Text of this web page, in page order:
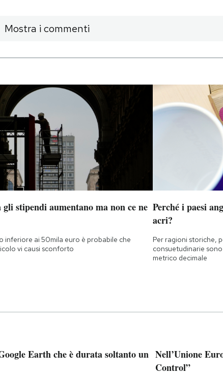
Mostra i commenti
stipendi aumentano ma non ce ne
inferiore ai 50mila euro è probabile che
vi causi sconforto
Perché i paesi
acri?
Per ragioni storiche,
consuetudinarie
metrico decimale
Earth che è durata soltanto un Nell’Unione
Control”